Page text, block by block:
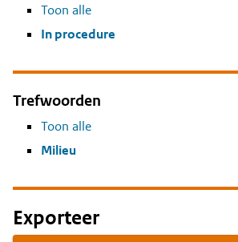
Toon alle
In procedure
Trefwoorden
Toon alle
Milieu
Exporteer